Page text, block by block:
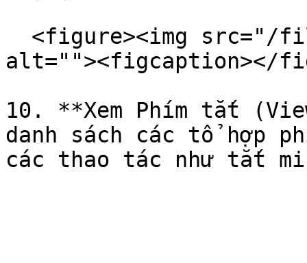
alt=""><figcaption></
10. **Xem Phím tắt
danh sách các tổ hợp